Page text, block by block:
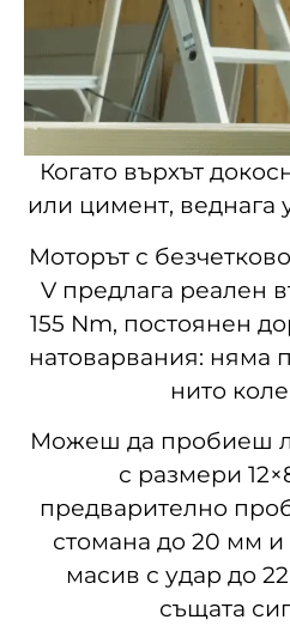
Когато върхът
или цимент, веднага
Моторът с
V предлага реален
155 Nm, постоянен
натоварвания: няма
нито
Можеш да пробиеш
с размери
предварително
стомана до 20 мм
масив с удар до
същата